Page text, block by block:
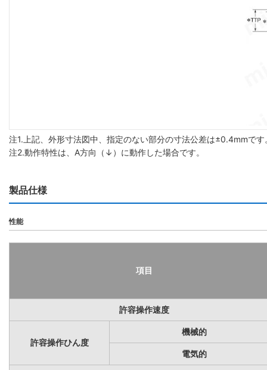
注1.上記、外形寸法図中、指定のない部分の寸法公差は±0.4mmです
注2.動作特性は、A方向（↓）に動作した場合です。
製品仕様
性能
項目
許容操作速度
許容操作ひん度
機械的
電気的